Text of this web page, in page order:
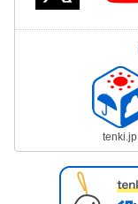
tenki.jp